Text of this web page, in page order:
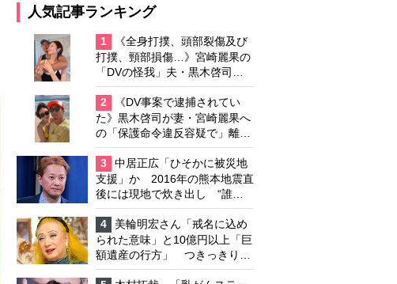
人気記事ランキング
1
《全身打撲、頭部裂傷及び
打撲、頸部損傷…》宮崎麗果の
「DVの怪我」夫・黒木啓司の
逮捕で始まる「夫婦の闘争」
2
《DV事案で逮捕されてい
た》黒木啓司が妻・宮崎麗果へ
の「保護命令違反容疑で」離婚
協議は「第二ステージ」へ
3
中居正広「ひそかに被災地
支援」か 2016年の熊本地震直
後には現地で炊き出し “誰に
も知られなくて良い”と、むし
ろ強まる福祉活動への思い
4
美輪明宏さん「戒名に込め
られた意味」と10億円以上「巨
額遺産の行方」 つきっきりで
私生活をサポートしていた元俳